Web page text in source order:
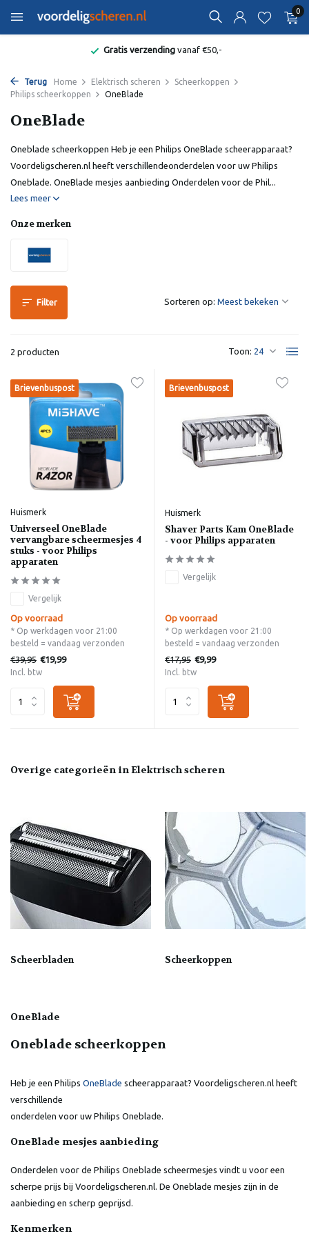
0
Gratis verzendingvanaf €50,-
Terug Home Elektrisch scheren
Scheerkoppen
Philips scheerkoppen
OneBlade
OneBlade
Oneblade scheerkoppen Heb je een Philips OneBlade scheerapparaat?
Voordeligscheren.nl heeft verschillendeonderdelen voor uw Philips
Oneblade. OneBlade mesjes aanbieding Onderdelen voor de Phil...
Lees meer
Onze merken
Filter
2 producten Toon:
Sorteren op:
Brievenbuspost
Huismerk
Universeel OneBlade
vervangbare scheermesjes 4
stuks - voor Philips
apparaten
Vergelijk
Op voorraad
* Op werkdagen voor 21:00
besteld = vandaag verzonden
€39,95 €19,99
Incl. btw
Brievenbuspost
Huismerk
Shaver Parts Kam OneBlade
- voor Philips apparaten
Vergelijk
Op voorraad
* Op werkdagen voor 21:00
besteld = vandaag verzonden
€17,95 €9,99
Incl. btw
Overige categorieën in Elektrisch scheren
Scheerbladen Scheerkoppen
OneBlade
Oneblade scheerkoppen
Heb je een Philips OneBlade scheerapparaat? Voordeligscheren.nl heeft
verschillende
onderdelen voor uw Philips Oneblade.
OneBlade mesjes aanbieding
Onderdelen voor de Philips Oneblade scheermesjes vindt u voor een
scherpe prijs bij Voordeligscheren.nl. De Oneblade mesjes zijn in de
aanbieding en scherp geprijsd.
Kenmerken